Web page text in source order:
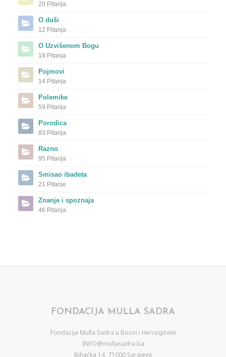
20 Pitanja
O duši
12 Pitanja
O Uzvišenom Bogu
18 Pitanja
Pojmovi
14 Pitanja
Polemike
59 Pitanja
Porodica
83 Pitanja
Razno
95 Pitanja
Smisao ibadeta
21 Pitanje
Znanje i spoznaja
46 Pitanja
FONDACIJA MULLA SADRA
Fondacija Mulla Sadra u Bosni i Hercegovini
INFO@mullasadra.ba
Bihaćka 14, 71000 Sarajevo